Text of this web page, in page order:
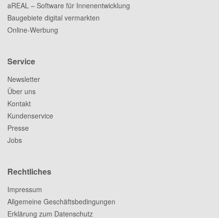
aREAL – Software für Innenentwicklung
Baugebiete digital vermarkten
Online-Werbung
Service
Newsletter
Über uns
Kontakt
Kundenservice
Presse
Jobs
Rechtliches
Impressum
Allgemeine Geschäftsbedingungen
Erklärung zum Datenschutz